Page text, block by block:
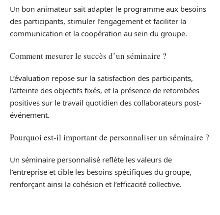
Un bon animateur sait adapter le programme aux besoins
des participants, stimuler l’engagement et faciliter la
communication et la coopération au sein du groupe.
Comment mesurer le succès d’un séminaire ?
L’évaluation repose sur la satisfaction des participants,
l’atteinte des objectifs fixés, et la présence de retombées
positives sur le travail quotidien des collaborateurs post-
événement.
Pourquoi est-il important de personnaliser un séminaire ?
Un séminaire personnalisé reflète les valeurs de
l’entreprise et cible les besoins spécifiques du groupe,
renforçant ainsi la cohésion et l’efficacité collective.